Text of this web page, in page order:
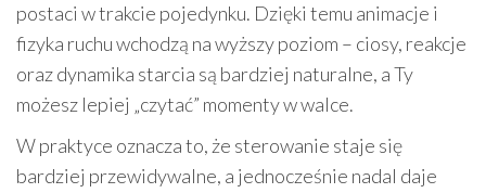
postaci w trakcie pojedynku. Dzięki temu animacje i
fizyka ruchu wchodzą na wyższy poziom – ciosy, reakcje
oraz dynamika starcia są bardziej naturalne, a Ty
możesz lepiej „czytać” momenty w walce.
W praktyce oznacza to, że sterowanie staje się
bardziej przewidywalne, a jednocześnie nadal daje